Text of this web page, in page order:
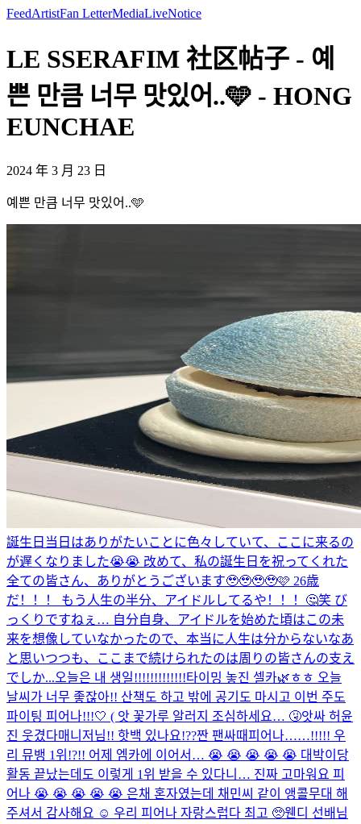
FeedArtistFan LetterMediaLiveNotice
LE SSERAFIM 社区帖子 - 예
쁜 만큼 너무 맛있어..🩵 - HONG
EUNCHAE
2024 年 3 月 23 日
예쁜 만큼 너무 맛있어..🩵
誕生日当日はありがたいことに色々していて、ここに来るの
が遅くなりました😭😭 改めて、私の誕生日を祝ってくれた
全ての皆さん、ありがとうございます🥹🥹🥹🥹🩷 26歳
だ！！！ もう人生の半分、アイドルしてるや！！！🤔笑 び
っくりですねぇ… 自分自身、アイドルを始めた頃はこの未
来を想像していなかったので、本当に人生は分からないなあ
と思いつつも、ここまで続けられたのは周りの皆さんの支え
でしか...오늘은 내 생일!!!!!!!!!!!!!타이밍 놓진 셀카🌿ㅎㅎ 오늘
날씨가 너무 좋잖아!! 산책도 하고 밖에 공기도 마시고 이번 주도
파이팅 피어나!!!🤍 ( 앗 꽃가루 알러지 조심하세요… 🤧앗싸 허윤
진 웃겼다매니저님!! 핫백 있나요!??짠 팬싸때피어나……!!!!! 우
리 뮤뱅 1위!?!! 어제 엠카에 이어서… 😭 😭 😭 😭 😭 대박이당
활동 끝났는데도 이렇게 1위 받을 수 있다니… 진짜 고마워요 피
어나 😭 😭 😭 😭 😭 은채 혼자였는데 채민씨 같이 앵콜무대 해
주셔서 감사해요 ☺️ 우리 피어나 자랑스럽다 최고 🥺웬디 선배님